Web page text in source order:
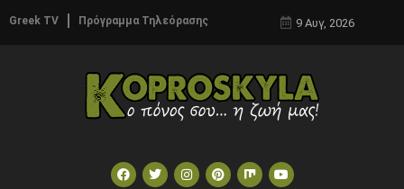
Greek TV Πρόγραμμα Τηλεόρασης 9 Αυγ, 2026